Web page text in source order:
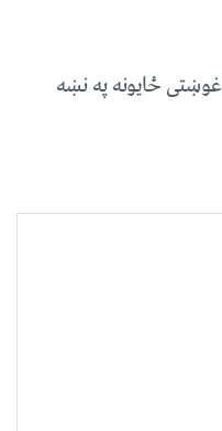
غوښتى ځایونه په نښه